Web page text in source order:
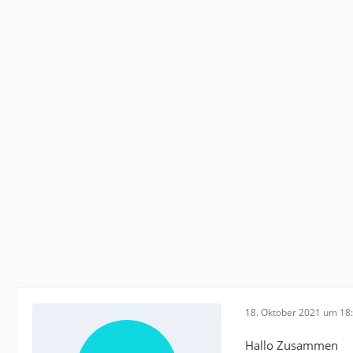
18. Oktober 2021 um
Hallo Zusammen